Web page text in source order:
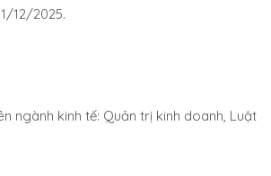
12/2025.
ngành kinh tế: Quản trị kinh doanh, Luật